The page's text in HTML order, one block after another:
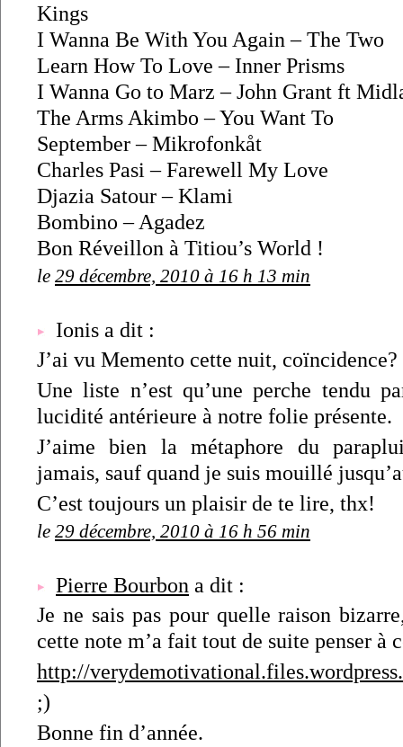
Kings
I Wanna Be With You Again – The Two
Learn How To Love – Inner Prisms
I Wanna Go to Marz – John Grant ft
The Arms Akimbo – You Want To
September – Mikrofonkåt
Charles Pasi – Farewell My Love
Djazia Satour – Klami
Bombino – Agadez
Bon Réveillon à Titiou’s World !
le 29 décembre, 2010 à 16 h 13 min
Ionis a dit :
J’ai vu Memento cette nuit, coïncidence?
Une liste n’est qu’une perche tendu
lucidité antérieure à notre folie présente.
J’aime bien la métaphore du
jamais, sauf quand je suis mouillé
C’est toujours un plaisir de te lire, thx!
le 29 décembre, 2010 à 16 h 56 min
Pierre Bourbon a dit :
Je ne sais pas pour quelle raison
cette note m’a fait tout de suite penser à
http://
;)
Bonne fin d’année.